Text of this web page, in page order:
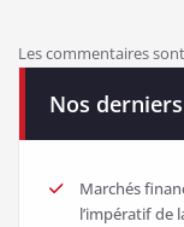
Les commentaires
Nos
Marchés
l’impératif de